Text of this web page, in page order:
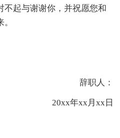
不起与谢谢你，并祝愿您和
辞职人：
20xx年xx月xx日